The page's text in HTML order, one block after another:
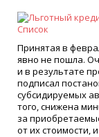
Принятая в
явно не пошла.
и в результате
подписал
субсидируемых
того, снижена
за
от их стоимости,